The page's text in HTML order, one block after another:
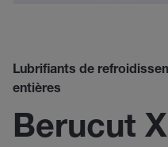
Lubrifiants de
entières
Berucut